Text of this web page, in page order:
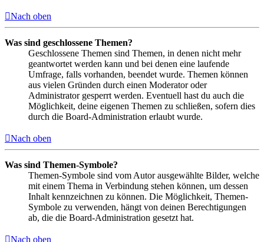
Nach oben
Was sind geschlossene Themen?
Geschlossene Themen sind Themen, in denen nicht mehr
geantwortet werden kann und bei denen eine laufende
Umfrage, falls vorhanden, beendet wurde. Themen können
aus vielen Gründen durch einen Moderator oder
Administrator gesperrt werden. Eventuell hast du auch die
Möglichkeit, deine eigenen Themen zu schließen, sofern dies
durch die Board-Administration erlaubt wurde.
Nach oben
Was sind Themen-Symbole?
Themen-Symbole sind vom Autor ausgewählte Bilder, welche
mit einem Thema in Verbindung stehen können, um dessen
Inhalt kennzeichnen zu können. Die Möglichkeit, Themen-
Symbole zu verwenden, hängt von deinen Berechtigungen
ab, die die Board-Administration gesetzt hat.
Nach oben